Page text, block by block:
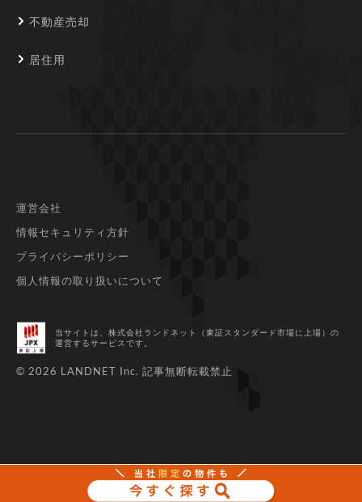
不動産売却
居住用
運営会社
情報セキュリティ方針
プライバシーポリシー
個人情報の取り扱いについて
当サイトは、株式会社ランドネット（東証スタンダード市場に上場） の
運営するサービスです。
© 2026 LANDNET Inc. 記事無断転載禁止